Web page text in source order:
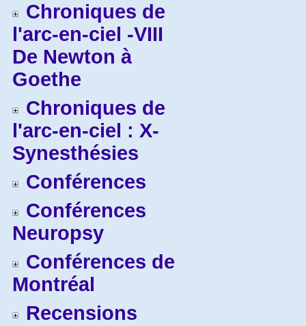
Chroniques de
l'arc-en-ciel -VIII
De Newton à
Goethe
Chroniques de
l'arc-en-ciel : X-
Synesthésies
Conférences
Conférences
Neuropsy
Conférences de
Montréal
Recensions